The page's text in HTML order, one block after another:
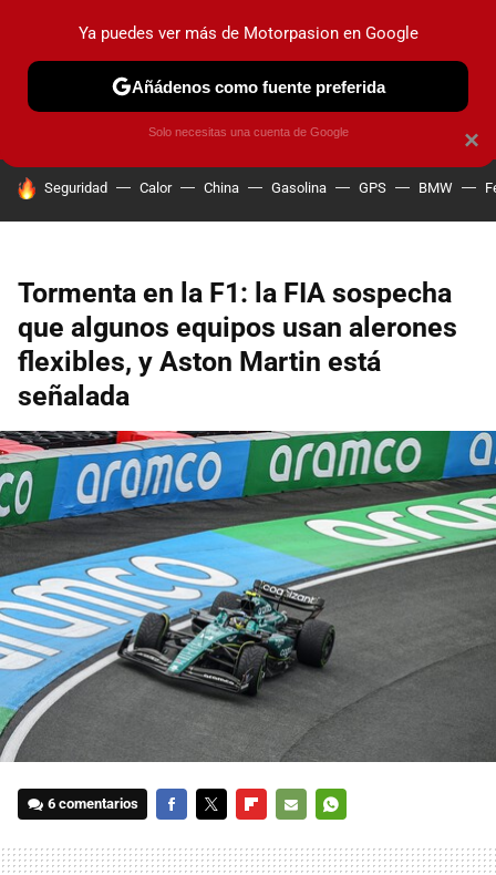
PRUEBAS COCHES ELÉCTRICOS OBSERVATORIO
HOY SE HABLA DE
Seguridad Calor China Gasolina GPS BMW
Tormenta en la F1: la FIA sospecha
que algunos equipos usan alerones
flexibles, y Aston Martin está
señalada
6 comentarios
MAIL
×
Ya puedes ver más de Motorpasion en Google
Añádenos como fuente preferida
Solo necesitas una cuenta de Google